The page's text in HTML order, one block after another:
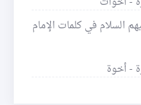
السلام في كلمات الإمام